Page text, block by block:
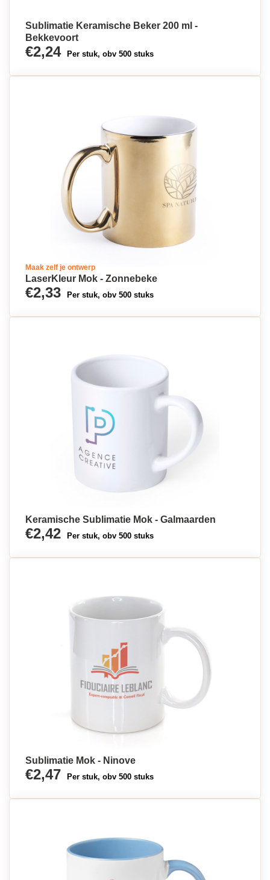
Sublimatie Keramische Beker 200 ml -
Bekkevoort
€2,24 Per stuk, obv 500 stuks
Maak zelf je ontwerp
LaserKleur Mok - Zonnebeke
€2,33 Per stuk, obv 500 stuks
Keramische Sublimatie Mok - Galmaarden
€2,42 Per stuk, obv 500 stuks
Sublimatie Mok - Ninove
€2,47 Per stuk, obv 500 stuks